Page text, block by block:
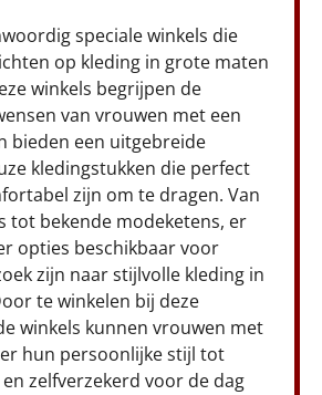
speciale winkels die
op kleding in grote maten
winkels begrijpen de
van vrouwen met een
bieden een uitgebreide
kledingstukken die perfect
zijn om te dragen. Van
tot bekende modeketens, er
opties beschikbaar voor
zijn naar stijlvolle kleding in
te winkelen bij deze
winkels kunnen vrouwen met
hun persoonlijke stijl tot
zelfverzekerd voor de dag